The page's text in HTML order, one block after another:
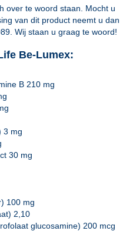
over te woord staan. Mocht u
van dit product neemt u dan
Wij staan u graag te woord!
Be-Lumex:
B 210 mg
3 mg
30 mg
100 mg
2,10
glucosamine) 200 mcg